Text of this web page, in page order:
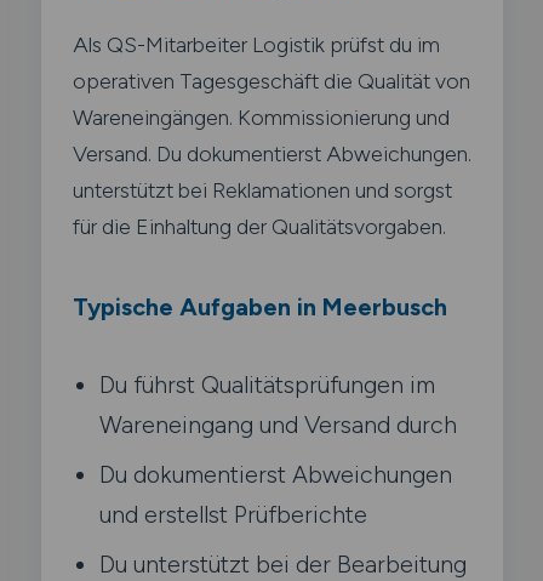
Als QS-Mitarbeiter Logistik prüfst du im
operativen Tagesgeschäft die Qualität von
Wareneingängen. Kommissionierung und
Versand. Du dokumentierst Abweichungen.
unterstützt bei Reklamationen und sorgst
für die Einhaltung der Qualitätsvorgaben.
Typische Aufgaben in Meerbusch
Du führst Qualitätsprüfungen im
Wareneingang und Versand durch
Du dokumentierst Abweichungen
und erstellst Prüfberichte
Du unterstützt bei der Bearbeitung